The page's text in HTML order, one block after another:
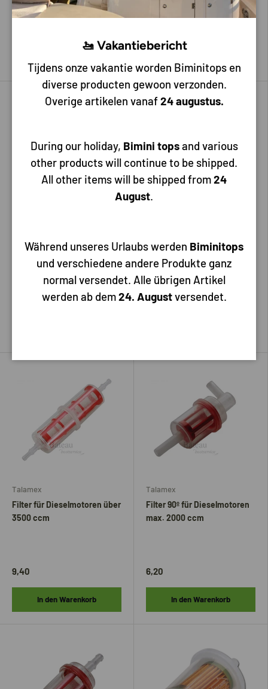
Wasserabscheider
2000-3500 ccm
5,50
Talamex
Filter für Dieselmotoren über
3500 ccm
9,40
In den Warenkorb
Talamex
Filter 90º für Dieselmotoren
max. 2000 ccm
6,20
In den Warenkorb
🚤 Vakantiebericht
Tijdens onze vakantie worden Biminitops en
diverse producten gewoon verzonden.
Overige artikelen vanaf24 augustus.
During our holiday, Bimini topsand various
other products will continue to be shipped.
All other items will be shipped from24
August.
Während unseres Urlaubs werden Biminitops
und verschiedene andere Produkte ganz
normal versendet. Alle übrigen Artikel
werden ab dem24. Augustversendet.